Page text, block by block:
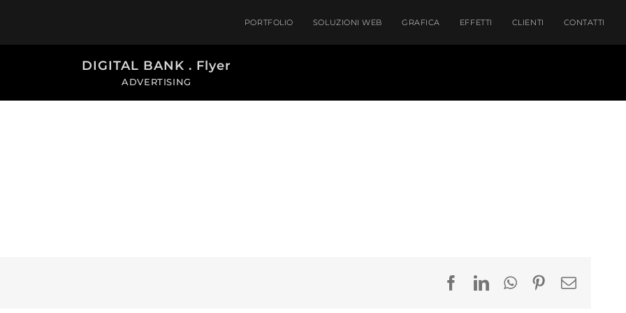
PORTFOLIO SOLUZIONI WEB GRAFICA EFFETTI CLIENTI CONTATTI
DIGITAL BANK . Flyer
ADVERTISING
Facebook
LinkedInWhatsApp
Pinterest